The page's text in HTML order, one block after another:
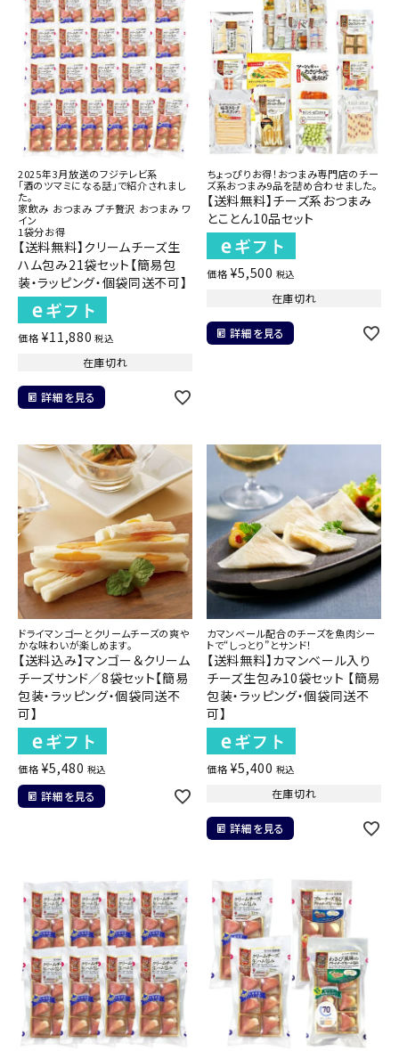
ご利用ガイド
直営店
2025年3月放送のフジテレビ系
「酒のツマミになる話」で紹介されまし
た。
家飲み おつまみ プチ贅沢 おつまみ ワ
イン
1袋分お得
【送料無料】クリームチーズ生
ハム包み21袋セット【簡易包
装・ラッピング・個袋同送不可】
価格 ¥11,880 税込
在庫切れ
詳細を見る
ちょっぴりお得！おつまみ専門店のチー
ズ系おつまみ9品を詰め合わせました。
【送料無料】チーズ系おつまみ
とことん10品セット
価格 ¥5,500 税込
在庫切れ
詳細を見る
ドライマンゴーとクリームチーズの爽や
かな味わいが楽しめます。
【送料込み】マンゴー＆クリーム
チーズサンド／8袋セット【簡易
包装・ラッピング・個袋同送不
可】
価格 ¥5,480 税込
詳細を見る
カマンベール配合のチーズを魚肉シー
トで“しっとり”とサンド！
【送料無料】カマンベール入り
チーズ生包み10袋セット 【簡易
包装・ラッピング・個袋同送不
可】
価格 ¥5,400 税込
在庫切れ
詳細を見る